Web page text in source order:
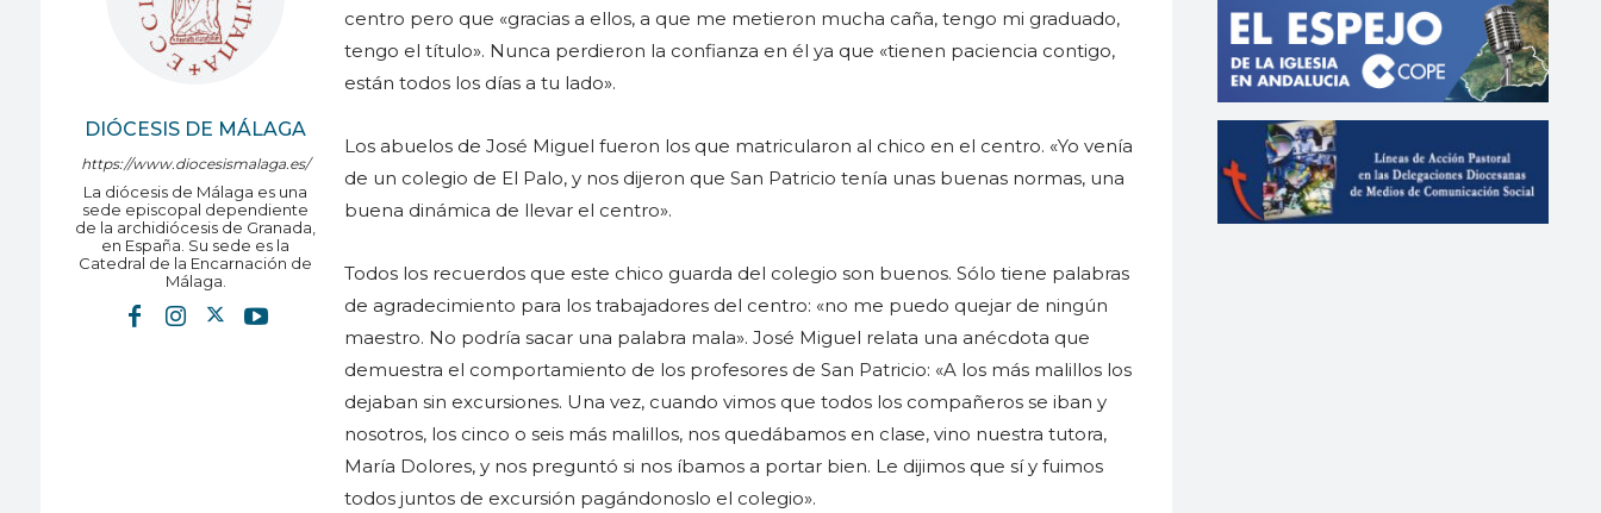
DIÓCESIS DE MÁLAGA
https://www.diocesismalaga.es/
La diócesis de Málaga es una
sede episcopal dependiente
de la archidiócesis de Granada,
en España. Su sede es la
Catedral de la Encarnación de
Málaga.
centro pero que «gracias a ellos, a que me metieron mucha caña, tengo mi graduado,
tengo el título». Nunca perdieron la confianza en él ya que «tienen paciencia contigo,
están todos los días a tu lado».
Los abuelos de José Miguel fueron los que matricularon al chico en el centro. «Yo venía
de un colegio de El Palo, y nos dijeron que San Patricio tenía unas buenas normas, una
buena dinámica de llevar el centro».
Todos los recuerdos que este chico guarda del colegio son buenos. Sólo tiene palabras
de agradecimiento para los trabajadores del centro: «no me puedo quejar de ningún
maestro. No podría sacar una palabra mala». José Miguel relata una anécdota que
demuestra el comportamiento de los profesores de San Patricio: «A los más malillos los
dejaban sin excursiones. Una vez, cuando vimos que todos los compañeros se iban y
nosotros, los cinco o seis más malillos, nos quedábamos en clase, vino nuestra tutora,
María Dolores, y nos preguntó si nos íbamos a portar bien. Le dijimos que sí y fuimos
todos juntos de excursión pagándonoslo el colegio».